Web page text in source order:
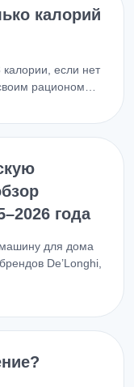
калорий
если нет
рационом…
года
для дома
De’Longhi,